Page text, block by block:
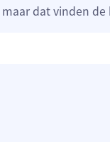
dat vinden